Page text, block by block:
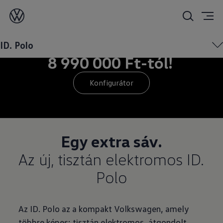
ID. Polo
8 990 000 Ft-tól!
Konfigurátor
Egy extra sáv.
Az új, tisztán elektromos ID.
Az ID. Polo az a kompakt Volkswagen, amely